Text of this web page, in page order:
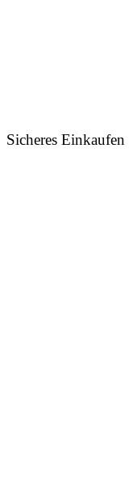
Sicheres Einkaufen